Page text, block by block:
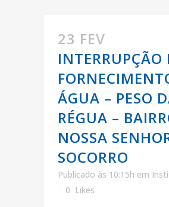
23 FEV
INTERRUPÇÃO
ÁGUA – PESO
RÉGUA –
NOSSA
SOCORRO
Publicado às 10:15h em
0 Likes